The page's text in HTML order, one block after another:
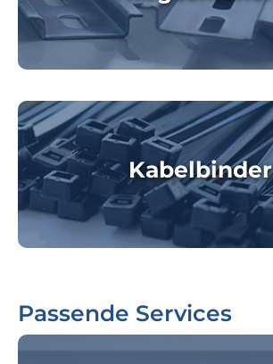
Kabelbinder
Passende Services